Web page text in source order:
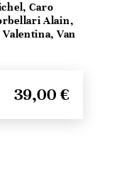
Caro
Alain,
Van
39,00 €